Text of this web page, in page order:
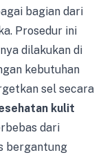
bagian dari
Prosedur ini
dilakukan di
kebutuhan
sel secara
kulit
dari
bergantung